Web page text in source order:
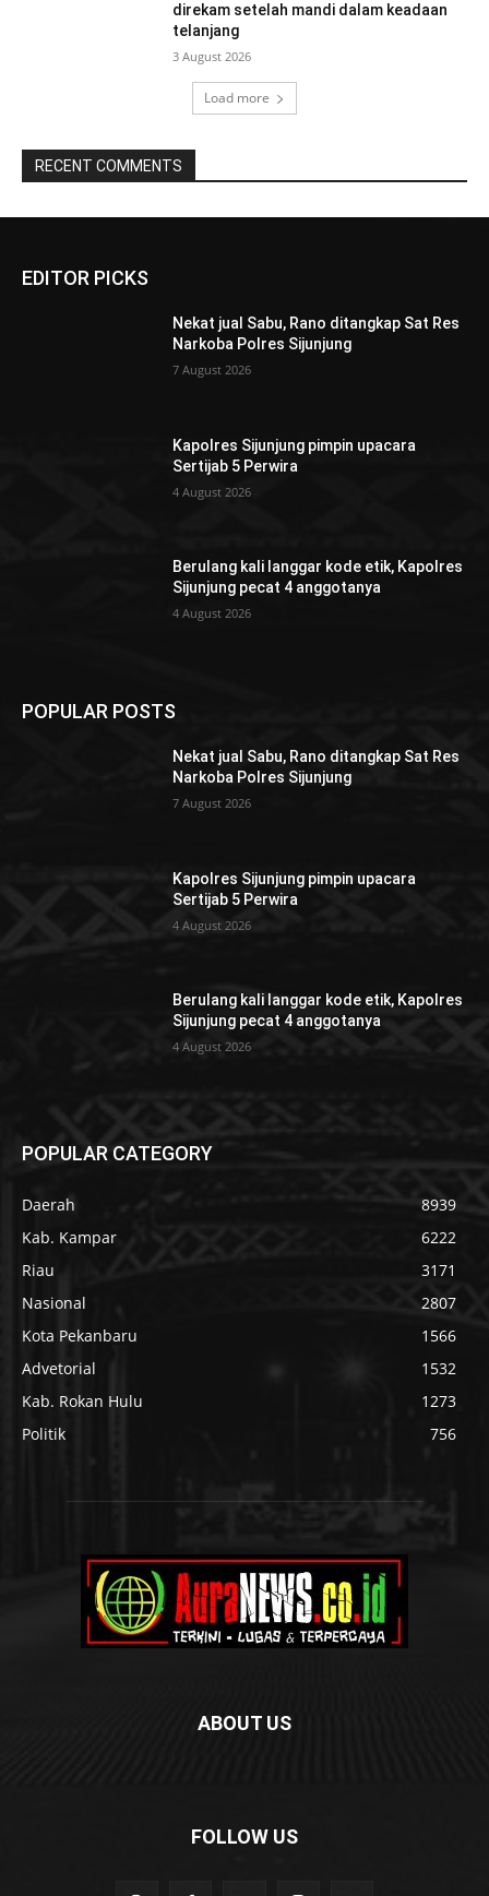
direkam setelah mandi dalam keadaan
telanjang
3 August 2026
Load more
RECENT COMMENTS
EDITOR PICKS
Nekat jual Sabu, Rano ditangkap Sat Res
Narkoba Polres Sijunjung
7 August 2026
Kapolres Sijunjung pimpin upacara
Sertijab 5 Perwira
4 August 2026
Berulang kali langgar kode etik, Kapolres
Sijunjung pecat 4 anggotanya
4 August 2026
POPULAR POSTS
Nekat jual Sabu, Rano ditangkap Sat Res
Narkoba Polres Sijunjung
7 August 2026
Kapolres Sijunjung pimpin upacara
Sertijab 5 Perwira
4 August 2026
Berulang kali langgar kode etik, Kapolres
Sijunjung pecat 4 anggotanya
4 August 2026
POPULAR CATEGORY
Daerah
8939
Kab. Kampar
6222
Riau
3171
Nasional
2807
Kota Pekanbaru
1566
Advetorial
1532
Kab. Rokan Hulu
1273
Politik
756
ABOUT US
FOLLOW US